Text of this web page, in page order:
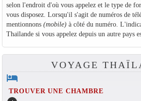
selon l'endroit d'où vous appelez et le type de
vous disposez. Lorsqu'il s'agit de numéros de
mentionnons (mobile)à côté du numéro.
Thaïlande si vous appelez depuis un autre pays
VOYAGE
hotel
TROUVER UNE CHAMBRE